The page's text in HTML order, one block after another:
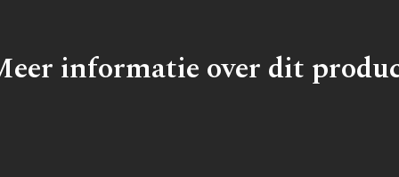
informatie over dit